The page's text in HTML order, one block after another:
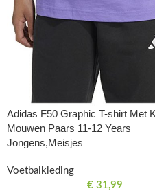
Adidas F50 Graphic T-shirt Met
Mouwen Paars 11-12 Years
Jongens,Meisjes
Voetbalkleding
€31,99